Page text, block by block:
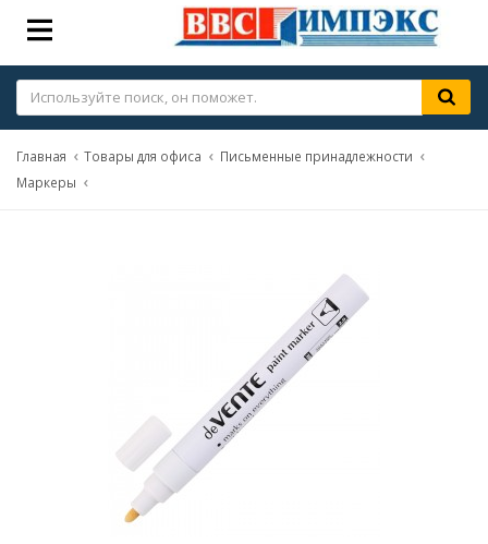
Главная Товары для офиса
Письменные принадлежности
Маркеры